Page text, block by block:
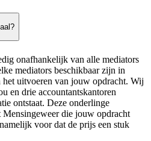
onafhankelijk van alle mediators
mediators beschikbaar zijn in
uitvoeren van jouw opdracht. Wij
en drie accountantskantoren
ontstaat. Deze onderlinge
die jouw opdracht
voor dat de prijs een stuk